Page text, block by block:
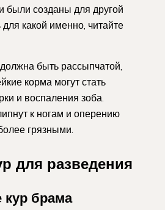
были созданы для другой
для какой именно, читайте
быть рассыпчатой,
корма могут стать
и воспаления зоба.
к ногам и оперению
грязными.
для разведения
кур брама